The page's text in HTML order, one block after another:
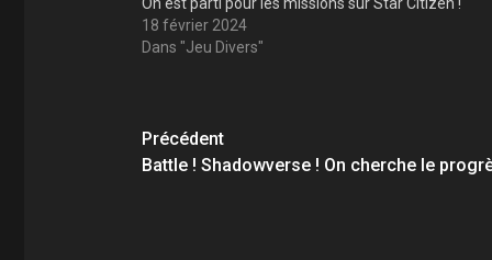
On est parti pour les missions sur Star Citizen !
18 février 2024
Dans "Jeu Divers"
Navigation
d’article
Précédent
Battle ! Shadowverse ! On cherche le